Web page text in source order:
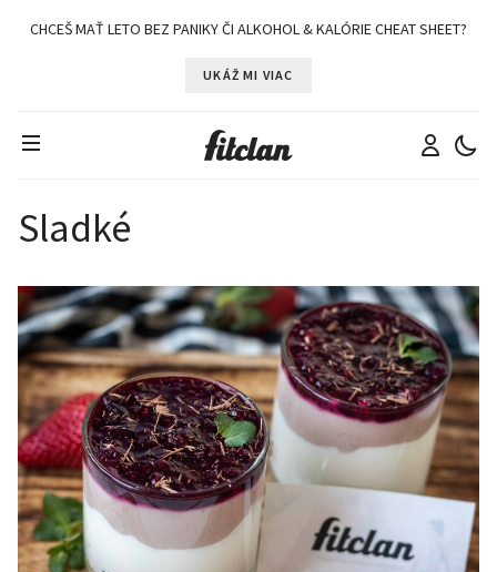
CHCEŠ MAŤ LETO BEZ PANIKY ČI ALKOHOL & KALÓRIE CHEAT SHEET?
UKÁŽ MI VIAC
Sladké